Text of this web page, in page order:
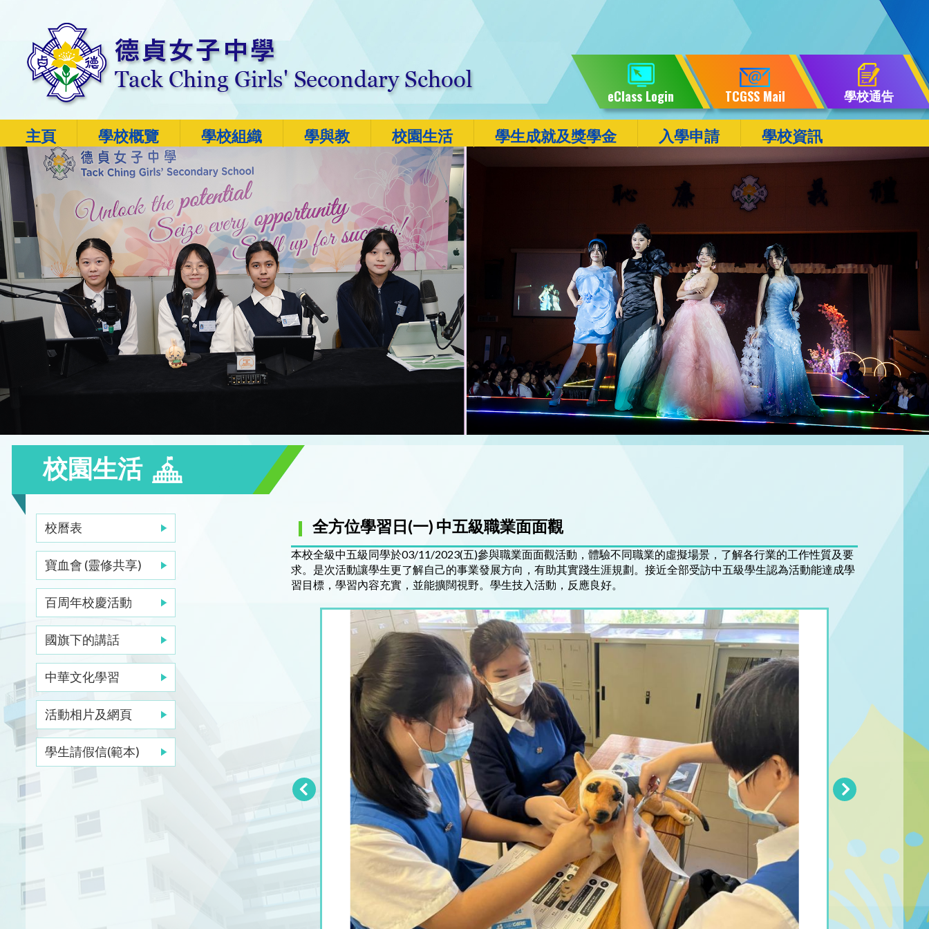
主頁 學校概覽 學校組織 學與教 校園生活 學生成就及獎學金 入學申請 學校資訊
eClass Login TCGSS Mail 學校通告
校園生活
校曆表
寶血會 (靈修共享)
百周年校慶活動
國旗下的講話
中華文化學習
活動相片及網頁
學生請假信(範本)
全方位學習日(一) 中五級職業面面觀
本校全級中五級同學於03/11/2023(五)參與職業面面觀活動，體驗不同職業的虛擬場景，了解各行業的工作性質及要
求。是次活動讓學生更了解自己的事業發展方向，有助其實踐生涯規劃。接近全部受訪中五級學生認為活動能達成學
習目標，學習內容充實，並能擴闊視野。學生技入活動，反應良好。